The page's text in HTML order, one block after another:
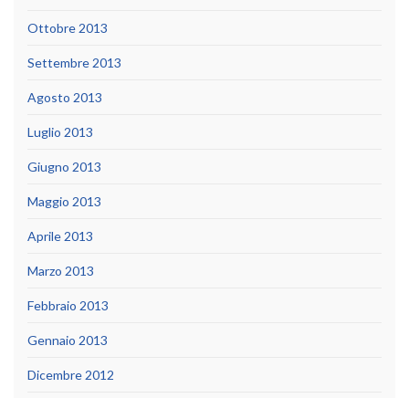
Ottobre 2013
Settembre 2013
Agosto 2013
Luglio 2013
Giugno 2013
Maggio 2013
Aprile 2013
Marzo 2013
Febbraio 2013
Gennaio 2013
Dicembre 2012